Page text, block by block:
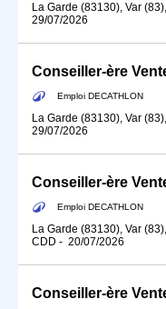
La Garde (83130), Var
29/07/2026
Emploi DECATHLON
La Garde (83130), Var
29/07/2026
Emploi DECATHLON
La Garde (83130), Var
CDD - 20/07/2026